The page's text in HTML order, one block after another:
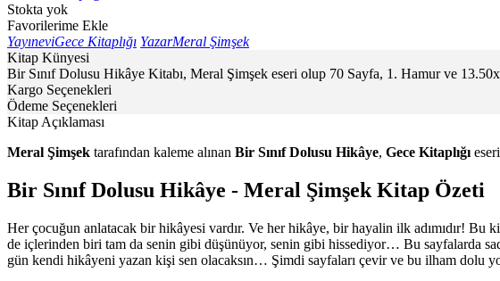
Stokta yok
Favorilerime Ekle
YayıneviGece Kitaplığı YazarMeral Şimşek
Kitap Künyesi
Bir Sınıf Dolusu Hikâye Kitabı, Meral Şimşek eseri olup 70 Sayfa, 1. Hamur ve
Kargo Seçenekleri
Ödeme Seçenekleri
Kitap Açıklaması
Meral Şimşek tarafından kaleme alınan Bir Sınıf Dolusu Hikâye, Gece Kitaplığı
Bir Sınıf Dolusu Hikâye - Meral Şimşek Kitap Özeti
Her çocuğun anlatacak bir hikâyesi vardır. Ve her hikâye, bir hayalin ilk adımıdır!
de içlerinden biri tam da senin gibi düşünüyor, senin gibi hissediyor… Bu sayfalarda
gün kendi hikâyeni yazan kişi sen olacaksın… Şimdi sayfaları çevir ve bu ilham dolu